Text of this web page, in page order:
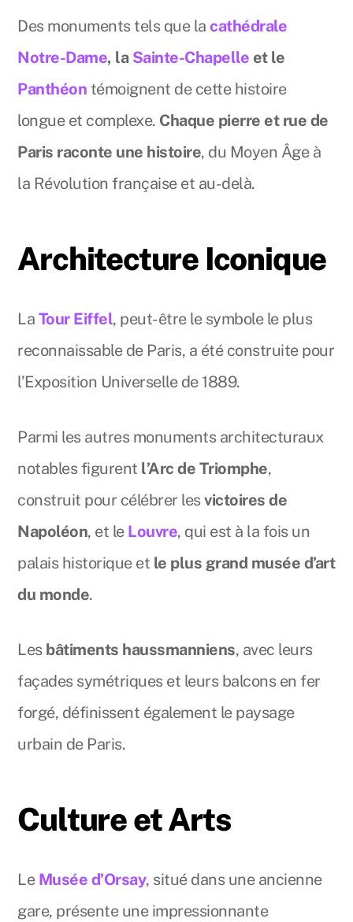
Des monuments tels que lacathédrale
Notre-Dame, la Sainte-Chapelle et le
Panthéon témoignent de cette histoire
longue et complexe. Chaque pierre et rue de
Paris raconte une histoire, du Moyen Âge à
la Révolution française et au-delà.
Architecture Iconique
La Tour Eiffel, peut-être le symbole le plus
reconnaissable de Paris, a été construite pour
l’Exposition Universelle de 1889.
Parmi les autres monuments architecturaux
notables figurent l’Arc de Triomphe,
construit pour célébrer lesvictoires de
Napoléon, et le Louvre, qui est à la fois un
palais historique et le plus grand musée d’art
du monde.
Les bâtiments haussmanniens, avec leurs
façades symétriques et leurs balcons en fer
forgé, définissent également le paysage
urbain de Paris.
Culture et Arts
Le Musée d’Orsay, situé dans une ancienne
gare, présente une impressionnante